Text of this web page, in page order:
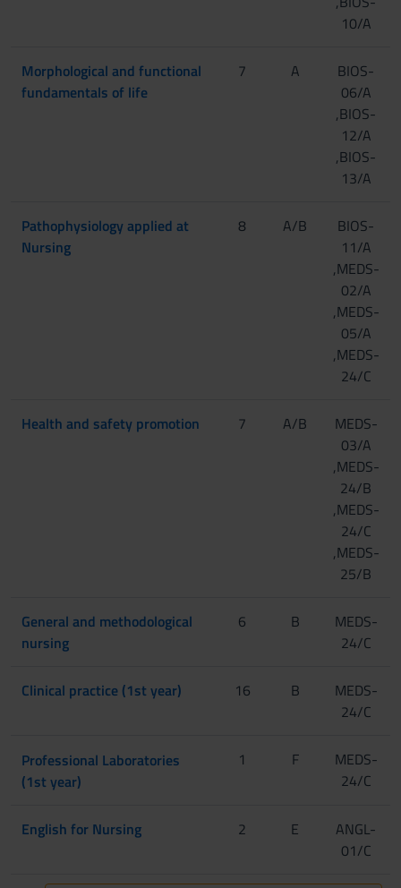
10/A
Morphological and functional
fundamentals of life
7 A
BIOS-
06/A
,BIOS-
12/A
,BIOS-
13/A
Pathophysiology applied at
Nursing
8 A/B
BIOS-
11/A
,MEDS-
02/A
,MEDS-
05/A
,MEDS-
24/C
Health and safety promotion 7 A/B
MEDS-
03/A
,MEDS-
24/B
,MEDS-
24/C
,MEDS-
25/B
General and methodological
nursing
6 B
MEDS-
24/C
Clinical practice (1st year) 16 B
MEDS-
24/C
Professional Laboratories
(1st year)
[Gruppo 1]
1 F
MEDS-
24/C
English for Nursing 2 E
ANGL-
01/C